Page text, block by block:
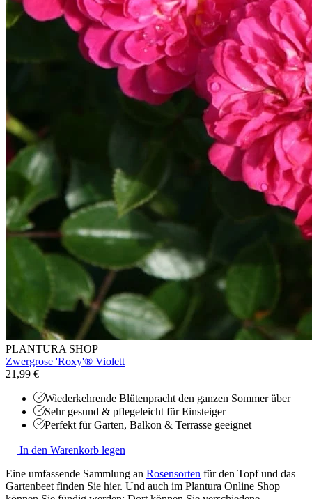
PLANTURA SHOP
Zwergrose 'Roxy'® Violett
21,99 €
Wiederkehrende Blütenpracht den ganzen Sommer über
Sehr gesund & pflegeleicht für Einsteiger
Perfekt für Garten, Balkon & Terrasse geeignet
In den Warenkorb legen
Eine umfassende Sammlung an Rosensorten für den Topf und das
Gartenbeet finden Sie hier. Und auch im Plantura Online Shop